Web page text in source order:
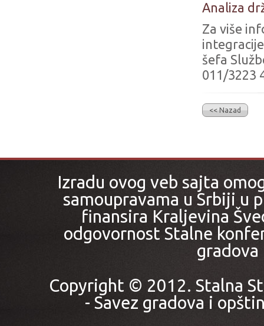
Analiza
Za više
šefa
011/3223
<< Nazad
Izradu ovog veb sajta
samoupravama u Srbiji u
finansira Kraljevina
odgovornost Stalne
gradova
Copyright © 2012. Stalna
- Savez gradova i